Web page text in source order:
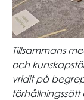
Tillsammans
och
vridit på